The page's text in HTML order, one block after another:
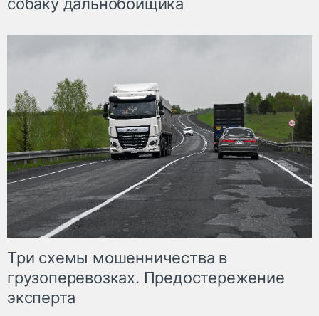
Три схемы мошенничества в
грузоперевозках. Предостережение
эксперта